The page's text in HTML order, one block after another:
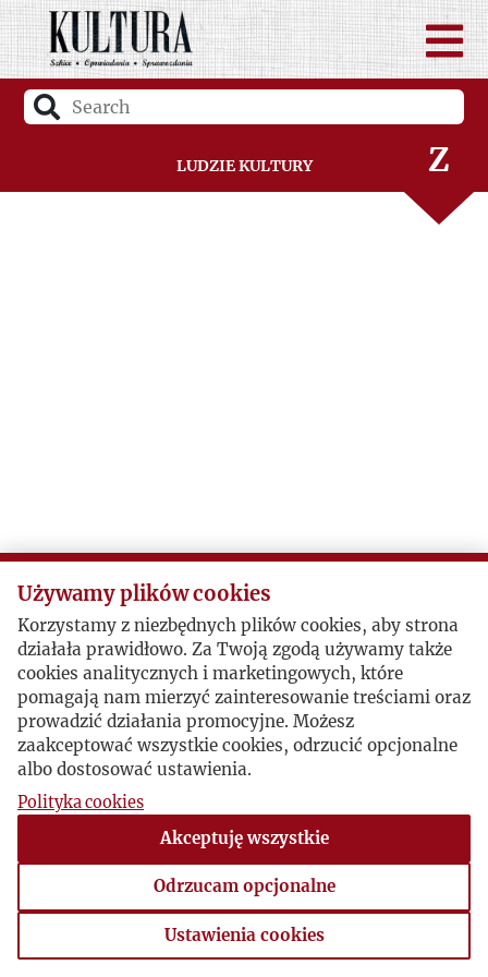
Ludzie Kultury
V
W
Z
Ż
Używamy plików cookies
Korzystamy z niezbędnych plików cookies, aby strona
działała prawidłowo. Za Twoją zgodą używamy także
cookies analitycznych i marketingowych, które
pomagają nam mierzyć zainteresowanie treściami oraz
prowadzić działania promocyjne. Możesz
zaakceptować wszystkie cookies, odrzucić opcjonalne
albo dostosować ustawienia.
Polityka cookies
Akceptuję wszystkie
Odrzucam opcjonalne
Ustawienia cookies
Ustawienia cookies